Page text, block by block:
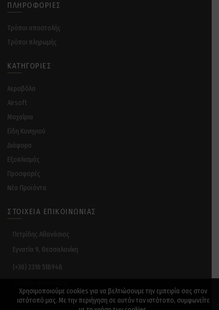
ΠΛΗΡΟΦΟΡΊΕΣ
Tρόποι αποστολής
Tρόποι πληρωμής
ΚΑΤΗΓΟΡΊΕΣ
Αεροβόλα
Airsoft
Μαχαίρια
Είδη Κυνηγιού
Διάφορα
Eξοπλισμός
Προσφορές
Νέα Προϊόντα
ΣΤΟΙΧΕΊΑ ΕΠΙΚΟΙΝΩΝΊΑΣ
Πετρίδης Αθανάσιος
Εγνατία 9, Θεσσαλονίκη
(+30) 2310 518948
Χρησιμοποιούμε cookies για να βελτιώσουμε την εμπειρία σας στον
ιστότοπό μας. Με την περιήγηση σε αυτόν τον ιστότοπο, συμφωνείτε